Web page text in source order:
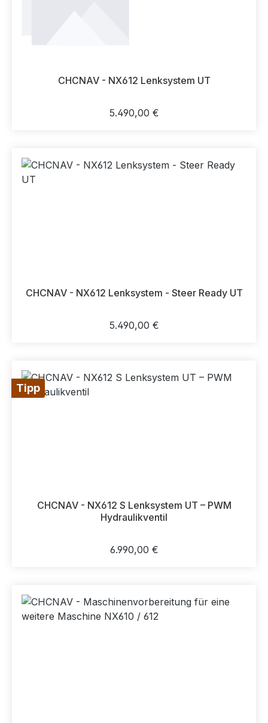
CHCNAV - NX612 Lenksystem UT
Regulärer Preis:
5.490,00 €
CHCNAV - NX612 Lenksystem - Steer Ready UT
Regulärer Preis:
5.490,00 €
Tipp
CHCNAV - NX612 S Lenksystem UT – PWM
Hydraulikventil
Regulärer Preis:
6.990,00 €